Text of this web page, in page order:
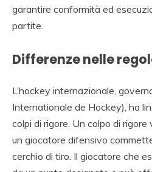
garantire conformità ed
partite.
Differenze nelle
L’hockey internazionale,
Internationale de Hockey), ha
colpi di rigore. Un colpo di
un giocatore difensivo
cerchio di tiro. Il giocatore che